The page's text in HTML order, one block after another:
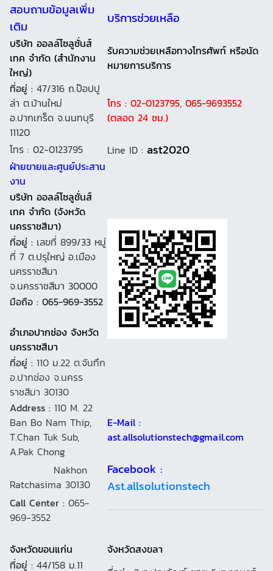
สอบถามข้อมูลเพิ่ม
เติม
บริการช่วยเหลือ
บริษัท ออลล์โซลูชั่นส์
เทค จำกัด (สำนักงาน
ใหญ่)
รับความช่วยเหลือทางโทรศัพท์ หรือนัด
หมายการบริการ
ที่อยู่ : 47/316 ถ.ป๊อปปู
ล่า ต.บ้านใหม่
อ.ปากเกร็ด จ.นนทบุรี
11120
โทร : 02-0123795, 065-9693552
(ตลอด 24 ชม.)
โทร : 02-0123795 Line ID : ast2020
ฝ่ายขายและศูนย์ประสาน
งาน
บริษัท ออลล์โซลูชั่นส์
เทค จำกัด (จังหวัด
นครราชสีมา)
ที่อยู่ : เลขที่ 899/33 หมู่
ที่ 7 ต.ปรุใหญ่ อ.เมือง
นครราชสีมา
จ.นครราชสีมา 30000
มือถือ : 065-969-3552
อำเภอปากช่อง จังหวัด
นครราชสีมา
ที่อยู่ : 110 ม.22 ต.จันทึก
อ.ปากช่อง จ.นครร
ราชสีมา 30130
Address : 110 M. 22
Ban Bo Nam Thip,
T.Chan Tuk Sub,
A.Pak Chong
E-Mail :
ast.allsolutionstech@gmail.com
Nakhon
Ratchasima 30130
Facebook :
Ast.allsolutionstech
Call Center : 065-
969-3552
จังหวัดขอนแก่น
จังหวัดสงขลา
ที่อยู่ : 44/158 ม.11